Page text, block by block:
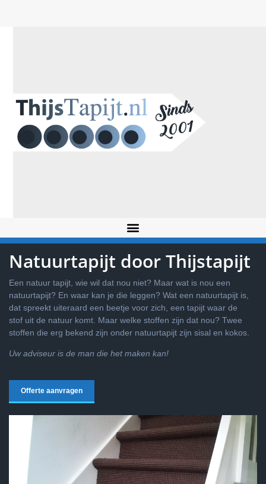
Natuurtapijt door Thijstapijt
Een natuur tapijt, wie wil dat nou niet? Maar wat is nou een
natuurtapijt? En waar kan je die leggen? Wat een natuurtapijt is,
dat spreekt uiteraard een beetje voor zich, een tapijt waar de
stof uit de natuur komt. Maar welke stoffen zijn dat nou? Twee
stoffen die erg bekend zijn onder natuurtapijt zijn sisal en kokos.
Uw adviseur is de man die het maken kan!
Offerte aanvragen